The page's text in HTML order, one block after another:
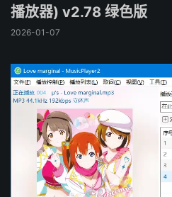
播放器) v2.78 绿色版
2026-01-07